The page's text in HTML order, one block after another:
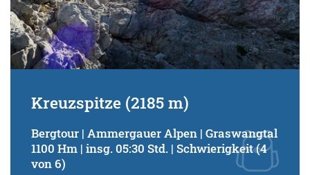
Kreuzspitze (2185 m)
Bergtour | Ammergauer Alpen | Graswangtal
1100 Hm | insg. 05:30 Std. | Schwierigkeit (4
von 6)